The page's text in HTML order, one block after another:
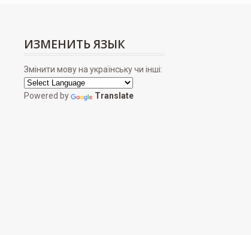
ИЗМЕНИТЬ ЯЗЫК
Змінити мову на українську чи інші:
Powered by Translate